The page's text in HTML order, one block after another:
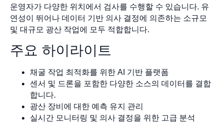
운영자가 다양한 위치에서 검사를 수행할 수 있습니다. 유
연성이 뛰어나 데이터 기반 의사 결정에 의존하는 소규모
및 대규모 광산 작업에 모두 적합합니다.
주요 하이라이트
채굴 작업 최적화를 위한 AI 기반 플랫폼
센서 및 드론을 포함한 다양한 소스의 데이터를 결합
합니다.
광산 장비에 대한 예측 유지 관리
실시간 모니터링 및 의사 결정을 위한 고급 분석